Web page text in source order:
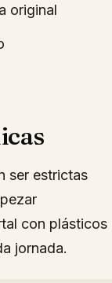
original
ser estrictas
con plásticos
jornada.